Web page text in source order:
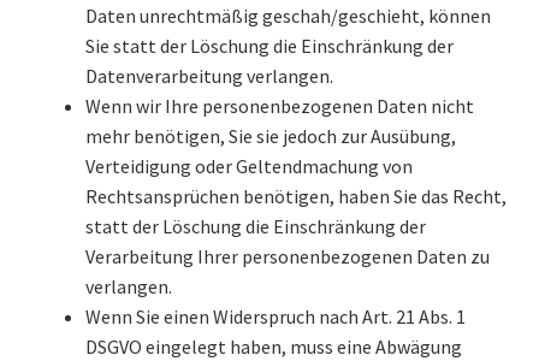
Daten unrechtmäßig geschah/geschieht, können
Sie statt der Löschung die Einschränkung der
Datenverarbeitung verlangen.
Wenn wir Ihre personenbezogenen Daten nicht
mehr benötigen, Sie sie jedoch zur Ausübung,
Verteidigung oder Geltendmachung von
Rechtsansprüchen benötigen, haben Sie das Recht,
statt der Löschung die Einschränkung der
Verarbeitung Ihrer personenbezogenen Daten zu
verlangen.
Wenn Sie einen Widerspruch nach Art. 21 Abs. 1
DSGVO eingelegt haben, muss eine Abwägung